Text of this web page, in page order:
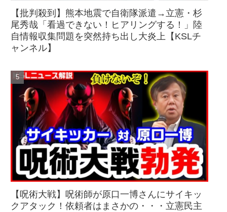
【批判殺到】熊本地震で自衛隊派遣→立憲・杉
尾秀哉「看過できない！ヒアリングする！」陸
自情報収集問題を突然持ち出し大炎上【KSLチ
ャンネル】
【呪術大戦】呪術師が原口一博さんにサイキッ
クアタック！依頼者はまさかの・・・立憲民主